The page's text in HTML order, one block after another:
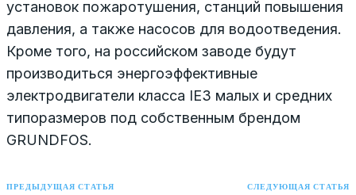
установок пожаротушения, станций повышения
давления, а также насосов для водоотведения.
Кроме того, на российском заводе будут
производиться энергоэффективные
электродвигатели класса IE3 малых и средних
типоразмеров под собственным брендом
GRUNDFOS.
ПРЕДЫДУЩАЯ СТАТЬЯ СЛЕДУЮЩАЯ СТАТЬЯ